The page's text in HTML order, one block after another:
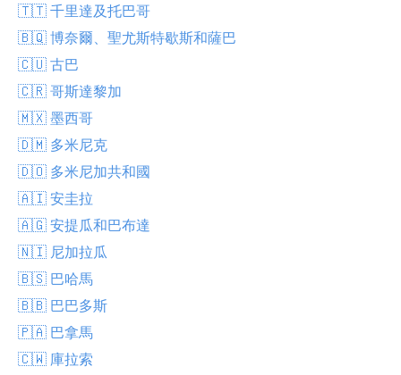
🇹🇹 千里達及托巴哥
🇧🇶 博奈爾、聖尤斯特歇斯和薩巴
🇨🇺 古巴
🇨🇷 哥斯達黎加
🇲🇽 墨西哥
🇩🇲 多米尼克
🇩🇴 多米尼加共和國
🇦🇮 安圭拉
🇦🇬 安提瓜和巴布達
🇳🇮 尼加拉瓜
🇧🇸 巴哈馬
🇧🇧 巴巴多斯
🇵🇦 巴拿馬
🇨🇼 庫拉索